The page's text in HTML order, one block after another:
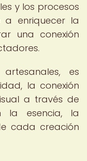
y los procesos
a enriquecer la
una conexión
es
la conexión
a través de
la esencia, la
cada creación